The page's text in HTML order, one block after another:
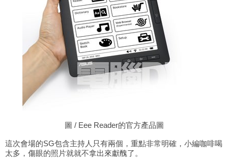
圖 / Eee Reader的官方產品圖
這次會場的SG包含主持人只有兩個，重點非常明確，小編咖啡喝
太多，傷眼的照片就就不拿出來獻醜了。